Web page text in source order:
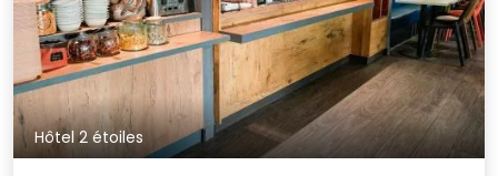
Hôtel 2 étoiles